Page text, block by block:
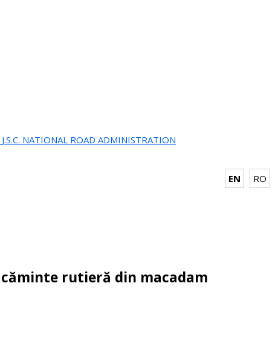
J.S.C. NATIONAL ROAD ADMINISTRATION
EN RO
rutieră din macadam